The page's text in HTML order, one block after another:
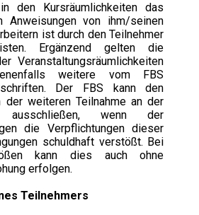
den Kursräumlichkeiten das
Anweisungen von ihm/seinen
ist durch den Teilnehmer
Ergänzend gelten die
Veranstaltungsräumlichkeiten
weitere vom FBS
Der FBS kann den
der weiteren Teilnahme an der
ausschließen, wenn der
die Verpflichtungen dieser
schuldhaft verstößt. Bei
kann dies auch ohne
erfolgen.
Teilnehmers